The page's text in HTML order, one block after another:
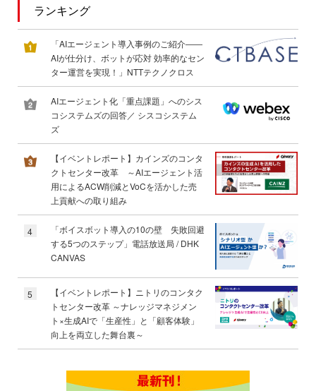
ランキング
「AIエージェント導入事例のご紹介――
AIが仕分け、ボットが応対 効率的なセン
ター運営を実現！」NTTテクノクロス
AIエージェント化「重点課題」へのシス
コシステムズの回答／ シスコシステム
ズ
【イベントレポート】カインズのコンタ
クトセンター改革 ～AIエージェント活
用によるACW削減とVoCを活かした売
上貢献への取り組み
4
「ボイスボット導入の10の壁 失敗回避
する5つのステップ」電話放送局 / DHK
CANVAS
5
【イベントレポート】ニトリのコンタク
トセンター改革 ～ナレッジマネジメン
ト×生成AIで「生産性」と「顧客体験」
向上を両立した舞台裏～